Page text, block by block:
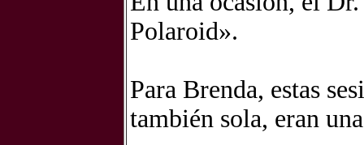
Polaroid».
Para Brenda, estas
también sola, eran